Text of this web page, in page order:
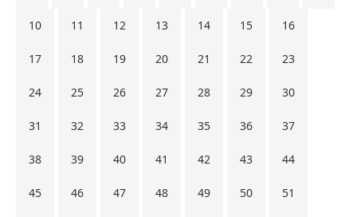
10 11 12 13 14 15 16
17 18 19 20 21 22 23
24 25 26 27 28 29 30
31 32 33 34 35 36 37
38 39 40 41 42 43 44
45 46 47 48 49 50 51